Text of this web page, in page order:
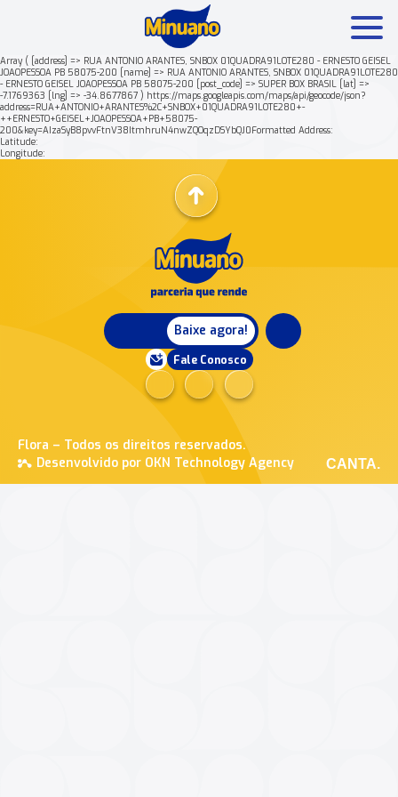
Array ( [address] => RUA ANTONIO ARANTES, SNBOX 01QUADRA91LOTE280 - ERNESTO GEISEL
JOAOPESSOA PB 58075-200 [name] => RUA ANTONIO ARANTES, SNBOX 01QUADRA91LOTE280
- ERNESTO GEISEL JOAOPESSOA PB 58075-200 [post_code] => SUPER BOX BRASIL [lat] =>
-7.1769363 [lng] => -34.8677867 ) https://maps.googleapis.com/maps/api/geocode/json?
address=RUA+ANTONIO+ARANTES%2C+SNBOX+01QUADRA91LOTE280+-
++ERNESTO+GEISEL+JOAOPESSOA+PB+58075-
200&key=AIzaSyB8pvvFtnV38ItmhruN4nwZQOqzDSYbQJ0Formatted Address:
Latitude:
Longitude:
Baixe agora!
Fale Conosco
Flora – Todos os direitos reservados.
Desenvolvido por OKN Technology Agency
CANTA.
Mais buscados: Produtos Minuano Rende +
Nossa história